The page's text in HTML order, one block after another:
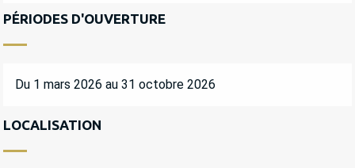
PÉRIODES D'OUVERTURE
Du 1 mars 2026 au 31 octobre 2026
LOCALISATION